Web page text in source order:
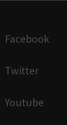
Facebook
Twitter
Youtube